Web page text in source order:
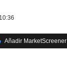
Añadir